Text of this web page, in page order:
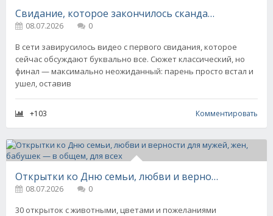
Свидание, которое закончилось скандалом: кто прав, а кто виноват? 🍿
08.07.2026
0
В сети завирусилось видео с первого свидания, которое
сейчас обсуждают буквально все. Сюжет классический, но
финал — максимально неожиданный: парень просто встал и
ушел, оставив
+103 Комментировать
Открытки ко Дню семьи, любви и верности для мужей, жен, бабушек — в общем, для всех
08.07.2026
0
30 открыток с животными, цветами и пожеланиями